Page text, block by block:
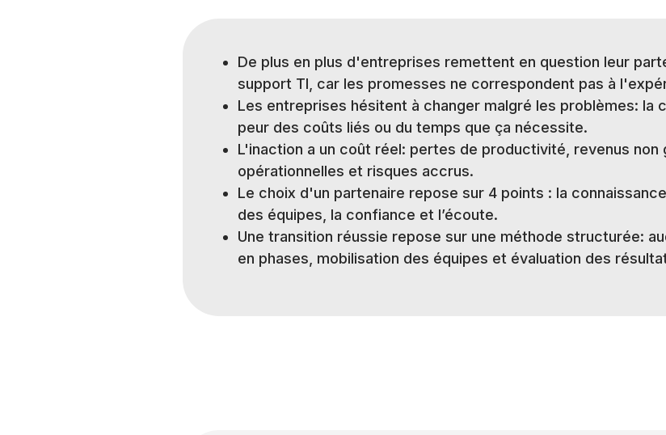
De plus en plus d'entreprises remettent en question leur
support TI, car les promesses ne correspondent pas à
Les entreprises hésitent à changer malgré les problèmes: la
peur des coûts liés ou du temps que ça nécessite.
L'inaction a un coût réel: pertes de productivité, revenus
opérationnelles et risques accrus.
Le choix d'un partenaire repose sur 4 points : la
des équipes, la confiance et l’écoute.
Une transition réussie repose sur une méthode structurée:
en phases, mobilisation des équipes et évaluation des